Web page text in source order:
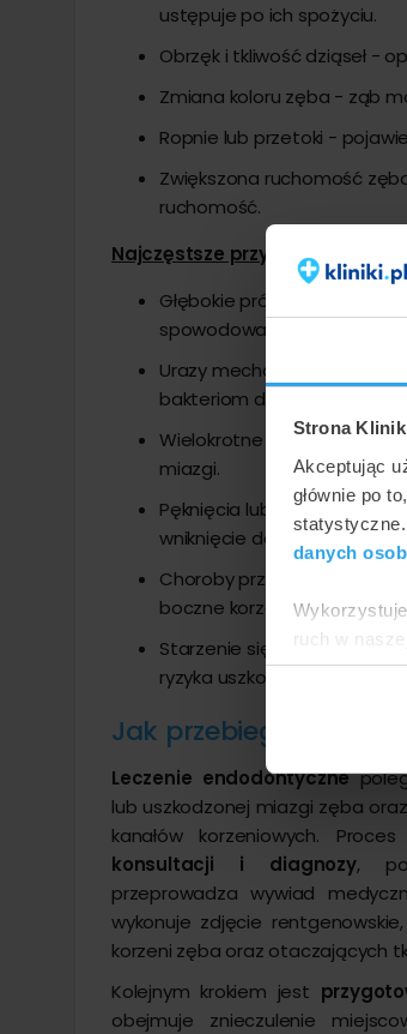
Strona
Akceptując
głównie po
danych
ruch w
reklamowym
ustępuje po ich spożyciu.
Obrzęk i tkliwość dziąseł -
Zmiana koloru zęba - ząb
Ropnie lub przetoki -
Zwiększona ruchomość
ruchomość.
Najczęstsze przyczyny
Głębokie próchnice -
spowodować jej zakażenie.
Urazy mechaniczne -
bakteriom dostęp do miazgi.
Wielokrotne zabiegi
miazgi.
Pęknięcia lub złamania -
wniknięcie do miazgi.
Choroby przyzębia -
boczne korzeni zębowych.
Starzenie się zębów -
ryzyka uszkodzeń miazgi.
Jak przebiega leczenie
Leczenie endodontyczne
lub uszkodzonej miazgi zęba
kanałów korzeniowych.
konsultacji i diagnozy,
przeprowadza wywiad
wykonuje zdjęcie
korzeni zęba oraz otaczających
Kolejnym krokiem jest
obejmuje znieczulenie